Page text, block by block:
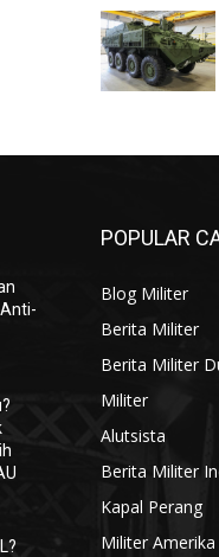
POPULAR
Blog Militer
Berita Militer
Berita Militer
Militer
Alutsista
Berita Militer
Kapal Perang
Militer Amerika